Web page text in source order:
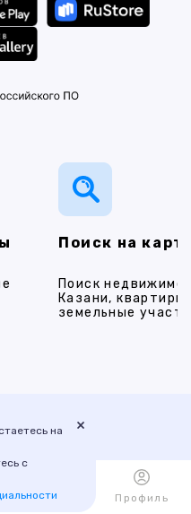
Поиск на
Поиск
Казани,
земельные
ИПОТЕКА
на
с
×
Избранное Профиль